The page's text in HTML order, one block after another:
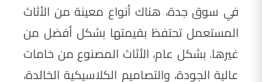
في سوق جدة، هناك أنواع معينة من الأثاث
المستعمل تحتفظ بقيمتها بشكل أفضل من
غيرها. بشكل عام، الأثاث المصنوع من خامات
عالية الجودة، والتصاميم الكلاسيكية الخالدة،